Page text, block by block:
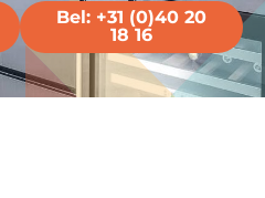
Bel: +31 (0)40 20
18 16